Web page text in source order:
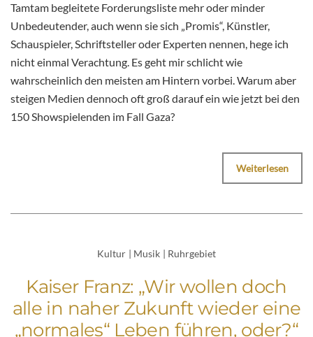
Tamtam begleitete Forderungsliste mehr oder minder
Unbedeutender, auch wenn sie sich „Promis“, Künstler,
Schauspieler, Schriftsteller oder Experten nennen, hege ich
nicht einmal Verachtung. Es geht mir schlicht wie
wahrscheinlich den meisten am Hintern vorbei. Warum aber
steigen Medien dennoch oft groß darauf ein wie jetzt bei den
150 Showspielenden im Fall Gaza?
Weiterlesen
Kultur | Musik | Ruhrgebiet
Kaiser Franz: „Wir wollen doch
alle in naher Zukunft wieder eine
„normales“ Leben führen, oder?“